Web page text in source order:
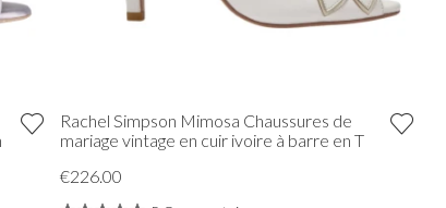
Rachel Simpson Mimosa Chaussures de
mariage vintage en cuir ivoire à barre en T
€226.00